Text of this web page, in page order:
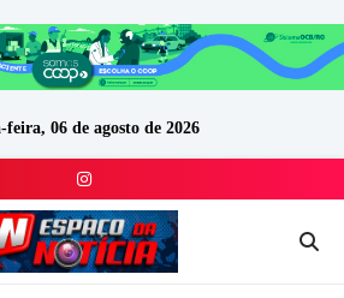
06 de agosto de 2026